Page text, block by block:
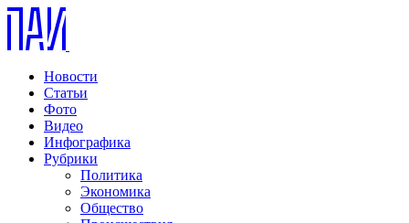
Новости
Статьи
Фото
Видео
Инфографика
Рубрики
Политика
Экономика
Общество